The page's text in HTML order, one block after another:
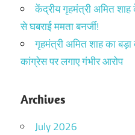
केंद्रीय गृहमंत्री अमित
से घबराई ममता बनर्जी!
गृहमंत्री अमित शाह का बड़ा
कांग्रेस पर लगाए गंभीर आरोप
Archives
July 2026